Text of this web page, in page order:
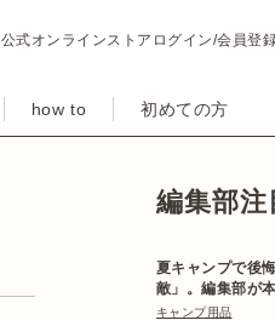
公式オンラインストア ログイン/会員登
how to 初めての方
編集部注
夏キャンプで後
敵」。編集部が
キャンプ用品